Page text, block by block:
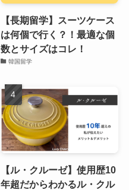
【長期留学】スーツケース
は何個で行く？！最適な個
数とサイズはコレ！
韓国留学
【ル・クルーゼ】使用歴10
年超だからわかるル・クル